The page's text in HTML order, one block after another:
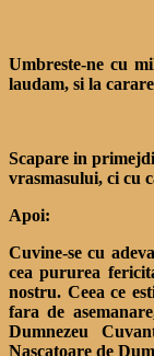
Umbreste-ne cu
laudam, si la
Scapare in
vrasmasului, ci cu
Apoi:
Cuvine-se cu
cea pururea
nostru. Ceea ce
fara de
Dumnezeu
Nascatoare de